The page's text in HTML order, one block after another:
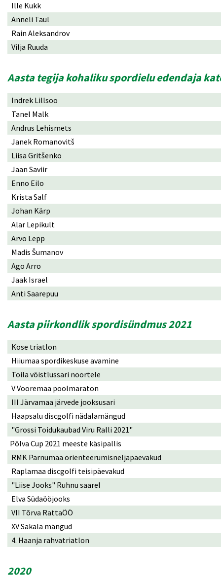
Ille Kukk
Anneli Taul
Rain Aleksandrov
Vilja Ruuda
Aasta tegija kohaliku spordielu edendaja
Indrek Lillsoo
Tanel Malk
Andrus Lehismets
Janek Romanovitš
Liisa Gritšenko
Jaan Saviir
Enno Eilo
Krista Salf
Johan Kärp
Alar Lepikult
Arvo Lepp
Madis Šumanov
Ago Arro
Jaak Israel
Anti Saarepuu
Aasta piirkondlik spordisündmus 2021
Kose triatlon
Hiiumaa spordikeskuse avamine
Toila võistlussari noortele
V Vooremaa poolmaraton
III Järvamaa järvede jooksusari
Haapsalu discgolfi nädalamängud
"Grossi Toidukaubad Viru Ralli 2021"
Põlva Cup 2021 meeste käsipallis
RMK Pärnumaa orienteerumisneljapäevakud
Raplamaa discgolfi teisipäevakud
"Liise Jooks" Ruhnu saarel
Elva Südaööjooks
VII Tõrva RattaÖÖ
XV Sakala mängud
4. Haanja rahvatriatlon
2020